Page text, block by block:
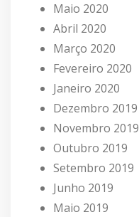
Maio 2020
Abril 2020
Março 2020
Fevereiro 2020
Janeiro 2020
Dezembro 2019
Novembro 2019
Outubro 2019
Setembro 2019
Junho 2019
Maio 2019